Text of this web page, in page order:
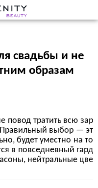
свадьбы и не
образам
повод тратить всю зар
выбор — эт
будет уместно на то
в повседневный гард
нейтральные цве